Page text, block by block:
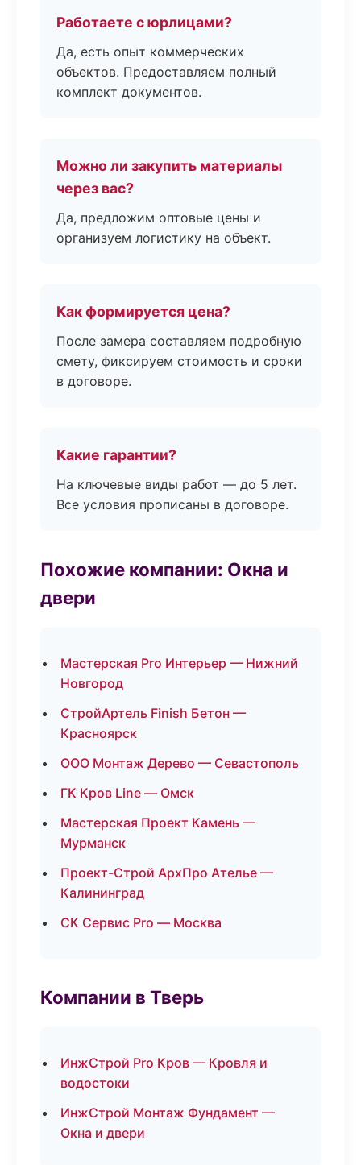
Работаете с юрлицами?
Да, есть опыт коммерческих
объектов. Предоставляем полный
комплект документов.
Можно ли закупить материалы
через вас?
Да, предложим оптовые цены и
организуем логистику на объект.
Как формируется цена?
После замера составляем подробную
смету, фиксируем стоимость и сроки
в договоре.
Какие гарантии?
На ключевые виды работ — до 5 лет.
Все условия прописаны в договоре.
Похожие компании: Окна и
двери
Мастерская Pro Интерьер — Нижний
Новгород
СтройАртель Finish Бетон —
Красноярск
ООО Монтаж Дерево — Севастополь
ГК Кров Line — Омск
Мастерская Проект Камень —
Мурманск
Проект-Строй АрхПро Ателье —
Калининград
СК Сервис Pro — Москва
Компании в Тверь
ИнжСтрой Pro Кров — Кровля и
водостоки
ИнжСтрой Монтаж Фундамент —
Окна и двери